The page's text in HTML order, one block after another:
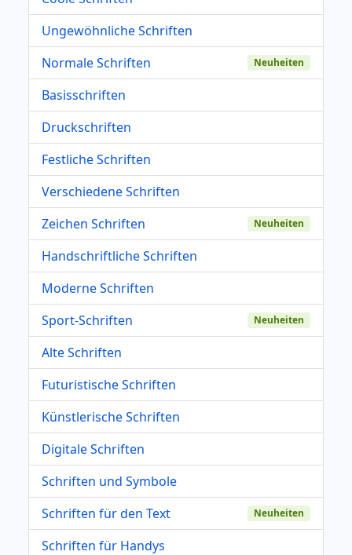
Ungewöhnliche Schriften
Normale Schriften
Neuheiten
Basisschriften
Druckschriften
Festliche Schriften
Verschiedene Schriften
Zeichen Schriften
Neuheiten
Handschriftliche Schriften
Moderne Schriften
Sport-Schriften
Neuheiten
Alte Schriften
Futuristische Schriften
Künstlerische Schriften
Digitale Schriften
Schriften und Symbole
Schriften für den Text
Neuheiten
Schriften für Handys